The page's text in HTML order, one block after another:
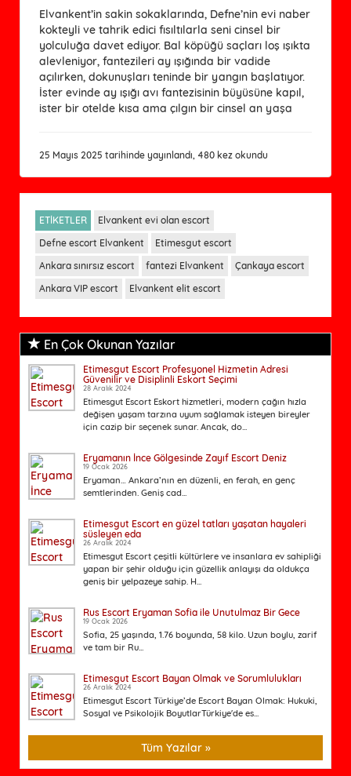
Elvankent’in sakin sokaklarında, Defne’nin evi naber
kokteyli ve tahrik edici fısıltılarla seni cinsel bir
yolculuğa davet ediyor. Bal köpüğü saçları loş ışıkta
alevleniyor, fantezileri ay ışığında bir vadide
açılırken, dokunuşları teninde bir yangın başlatıyor.
İster evinde ay ışığı avı fantezisinin büyüsüne kapıl,
ister bir otelde kısa ama çılgın bir cinsel an yaşa
25 Mayıs 2025 tarihinde yayınlandı, 480 kez okundu
ETİKETLER
Elvankent evi olan escort
Defne escort Elvankent
Etimesgut escort
Ankara sınırsız escort
fantezi Elvankent
Çankaya escort
Ankara VIP escort
Elvankent elit escort
En Çok Okunan Yazılar
Etimesgut Escort Profesyonel Hizmetin Adresi
Güvenilir ve Disiplinli Eskort Seçimi
28 Aralık 2024
Etimesgut Escort Eskort hizmetleri, modern çağın hızla
değişen yaşam tarzına uyum sağlamak isteyen bireyler
için cazip bir seçenek sunar. Ancak, do...
Eryamanın İnce Gölgesinde Zayıf Escort Deniz
19 Ocak 2026
Eryaman… Ankara’nın en düzenli, en ferah, en genç
semtlerinden. Geniş cad...
Etimesgut Escort en güzel tatları yaşatan hayaleri
süsleyen eda
26 Aralık 2024
Etimesgut Escort çeşitli kültürlere ve insanlara ev sahipliği
yapan bir şehir olduğu için güzellik anlayışı da oldukça
geniş bir yelpazeye sahip. H...
Rus Escort Eryaman Sofia ile Unutulmaz Bir Gece
19 Ocak 2026
Sofia, 25 yaşında, 1.76 boyunda, 58 kilo. Uzun boylu, zarif
ve tam bir Ru...
Etimesgut Escort Bayan Olmak ve Sorumlulukları
26 Aralık 2024
Etimesgut Escort Türkiye’de Escort Bayan Olmak: Hukuki,
Sosyal ve Psikolojik BoyutlarTürkiye'de es...
Tüm Yazılar »